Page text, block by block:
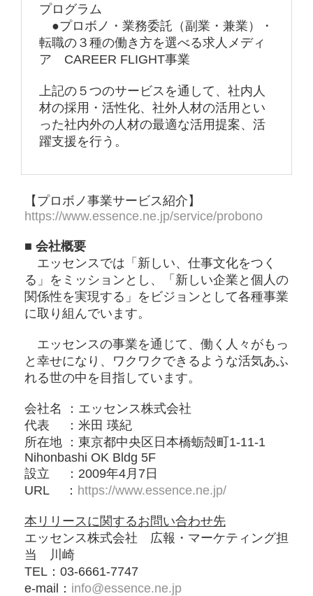
プログラム
●プロボノ・業務委託（副業・兼業）・
転職の３種の働き方を選べる求人メディ
ア CAREER FLIGHT事業
上記の５つのサービスを通して、社内人
材の採用・活性化、社外人材の活用とい
った社内外の人材の最適な活用提案、活
躍支援を行う。
【プロボノ事業サービス紹介】
https://www.essence.ne.jp/service/probono
■ 会社概要
エッセンスでは「新しい、仕事⽂化をつく
る」をミッションとし、「新しい企業と個⼈の
関係性を実現する」をビジョンとして各種事業
に取り組んでいます。
エッセンスの事業を通じて、働く人々がもっ
と幸せになり、ワクワクできるような活気あふ
れる世の中を目指しています。
会社名 ：エッセンス株式会社
代表 ：⽶⽥ 瑛紀
所在地 ：東京都中央区⽇本橋蛎殻町1-11-1
Nihonbashi OK Bldg 5F
設立 ：2009年4⽉7⽇
URL ： https://www.essence.ne.jp/
本リリースに関するお問い合わせ先
エッセンス株式会社 広報・マーケティング担
当 川崎
TEL：03-6661-7747
e-mail： info@essence.ne.jp